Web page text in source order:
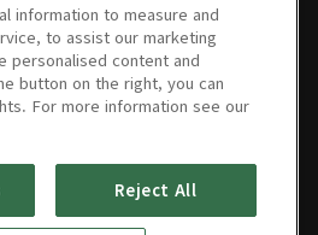
회 7292회 7291회 7290회
information to measure and
to assist our marketing
personalised content and
button on the right, you can
For more information see our
Reject All